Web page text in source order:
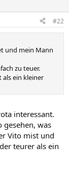
#22
und mein Mann
zu teuer.
als ein kleiner
interessant.
was
Vito mist und
teurer als ein